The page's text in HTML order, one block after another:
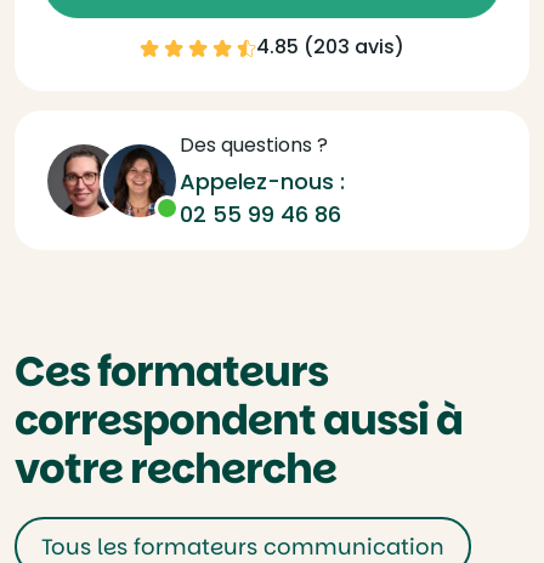
4.85 (203 avis)
Des questions ?
Appelez-nous :
02 55 99 46 86
Ces formateurs
correspondent aussi à
votre recherche
Tous les formateurs communication